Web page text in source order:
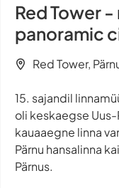
Red Tower
panoramic
Red Tower,
15. sajandil
oli keskaegse
kauaaegne linna
Pärnu hansalinna
Pärnus.